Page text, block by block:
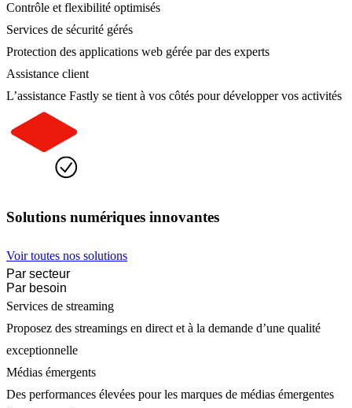
Contrôle et flexibilité optimisés
Services de sécurité gérés
Protection des applications web gérée par des experts
Assistance client
L’assistance Fastly se tient à vos côtés pour développer vos activités
Solutions numériques innovantes
Voir toutes nos solutions
Par secteur
Par besoin
Services de streaming
Proposez des streamings en direct et à la demande d’une qualité
exceptionnelle
Médias émergents
Des performances élevées pour les marques de médias émergentes